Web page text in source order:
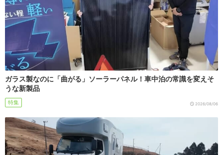
ガラス製なのに「曲がる」ソーラーパネル！車中泊の常識を変えそ
うな新製品
特集 2026/08/06